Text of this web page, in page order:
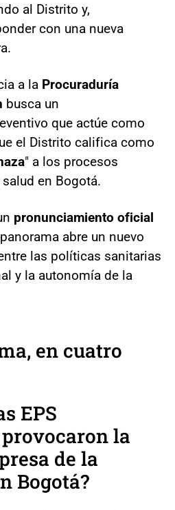
al Distrito y,
con una nueva
a la Procuraduría
busca un
que actúe como
el Distrito califica como
" a los procesos
en Bogotá.
pronunciamiento oficial
abre un nuevo
las políticas sanitarias
y la autonomía de la
en cuatro
EPS
la
de la
Bogotá?